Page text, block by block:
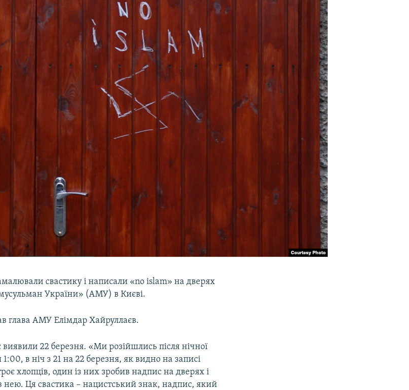
свастику і написали «no islam» на дверях
України» (АМУ) в Києві.
глава АМУ Елімдар Хайруллаєв.
22 березня. «Ми розійшлись після нічної
1:00, в ніч з 21 на 22 березня, як видно на записі
хлопців, один із них зробив надпис на дверях і
нею. Ця свастика – нацистський знак, надпис, який